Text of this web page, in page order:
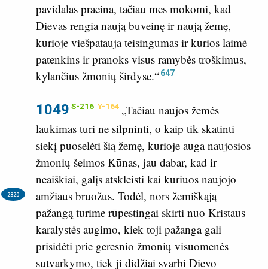
pavidalas praeina, tačiau mes mokomi, kad
Dievas rengia naują buveinę ir naują žemę,
kurioje viešpatauja teisingumas ir kurios laimė
patenkins ir pranoks visus ramybės troškimus,
kylančius žmonių širdyse.“647
1049 S-216 Y-164 „Tačiau naujos žemės
laukimas turi ne silpninti, o kaip tik skatinti
siekį puoselėti šią žemę, kurioje auga naujosios
žmonių šeimos Kūnas, jau dabar, kad ir
neaiškiai, galįs atskleisti kai kuriuos naujojo
amžiaus bruožus.
2820
Todėl, nors žemiškąją
pažangą turime rūpestingai skirti nuo Kristaus
karalystės augimo, kiek toji pažanga gali
prisidėti prie geresnio žmonių visuomenės
sutvarkymo, tiek ji didžiai svarbi Dievo